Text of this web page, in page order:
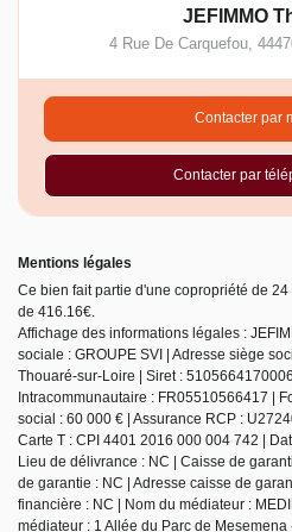
JEFIMMO
4 Rue De Carquefou,
Contacter par
Contacter par
Mentions légales
Ce bien fait partie d'une copropriété de
de 416.16€.
Affichage des informations légales :
sociale : GROUPE SVI | Adresse siège
Thouaré-sur-Loire | Siret :
Intracommunautaire : FR05510566417 |
social : 60 000 € | Assurance RCP :
Carte T : CPI 4401 2016 000 004 742 |
Lieu de délivrance : NC | Caisse de
de garantie : NC | Adresse caisse de
financière : NC | Nom du médiateur :
médiateur : 1 Allée du Parc de Mesemena